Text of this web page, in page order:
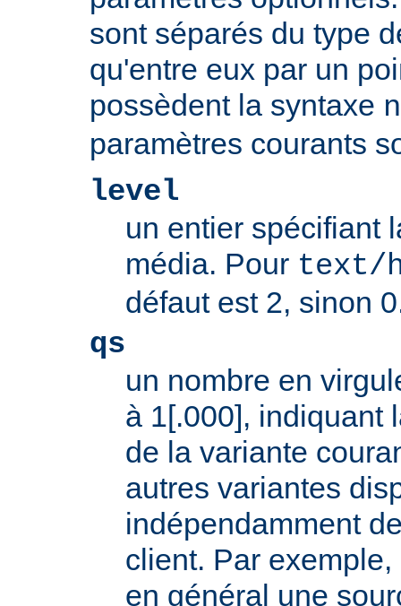
sont séparés du type
qu'entre eux par un
possèdent la syntaxe
paramètres courants
level
un entier spécifiant
média. Pour text/
défaut est 2, sinon
qs
un nombre en
à 1[.000], indiquant
de la variante
autres variantes
indépendamment
client. Par
en général une